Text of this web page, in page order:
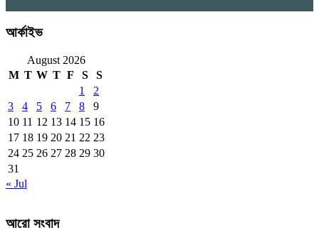
আর্কাইভ
August 2026
M T W T F S
S
1
2
3
4 5 6 7 8
9
10 11 12 13 14 15 16
17 18 19 20 21 22 23
24 25 26 27 28 29 30
31
« Jul
আরো সংবাদ